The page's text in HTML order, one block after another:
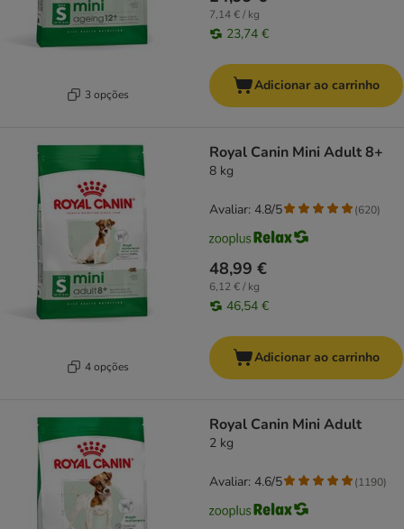
3 opções
7,14 € / kg
23,74 €
Adicionar ao carrinho
4 opções
Royal Canin Mini Adult 8+
8 kg
48,99 €
6,12 € / kg
46,54 €
Avaliar: 4.8/5 (620)
Adicionar ao carrinho
Royal Canin Mini Adult
2 kg
Avaliar: 4.6/5 (1190)